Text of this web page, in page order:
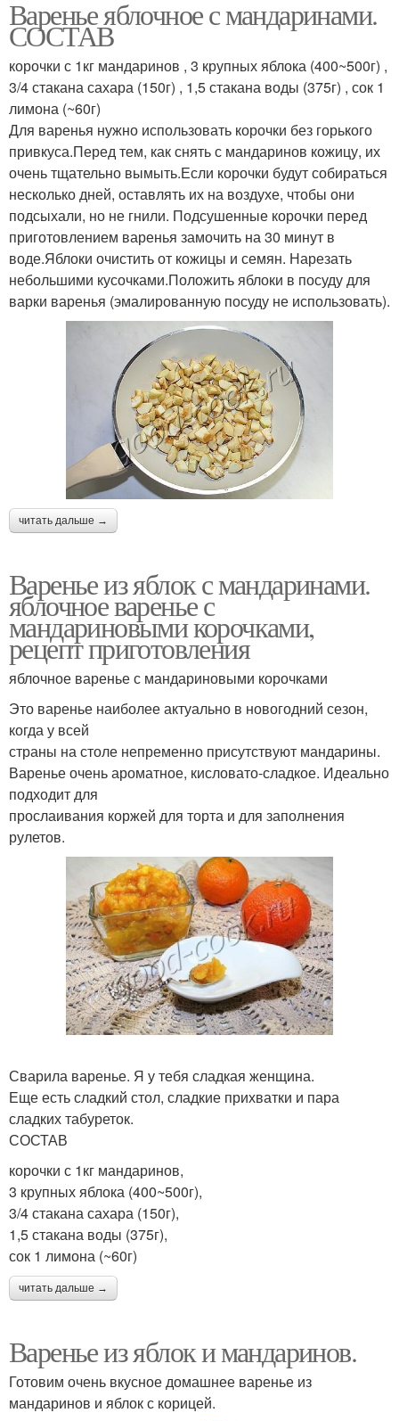
Варенье яблочное с мандаринами.
СОСТАВ
корочки с 1кг мандаринов , 3 крупных яблока (400~500г) ,
3/4 стакана сахара (150г) , 1,5 стакана воды (375г) , сок 1
лимона (~60г)
Для варенья нужно использовать корочки без горького
привкуса.Перед тем, как снять с мандаринов кожицу, их
очень тщательно вымыть.Если корочки будут собираться
несколько дней, оставлять их на воздухе, чтобы они
подсыхали, но не гнили. Подсушенные корочки перед
приготовлением варенья замочить на 30 минут в
воде.Яблоки очистить от кожицы и семян. Нарезать
небольшими кусочками.Положить яблоки в посуду для
варки варенья (эмалированную посуду не использовать).
читать дальше →
Варенье из яблок с мандаринами.
яблочное варенье с
мандариновыми корочками,
рецепт приготовления
яблочное варенье с мандариновыми корочками
Это варенье наиболее актуально в новогодний сезон,
когда у всей
страны на столе непременно присутствуют мандарины.
Варенье очень ароматное, кисловато-сладкое. Идеально
подходит для
прослаивания коржей для торта и для заполнения
рулетов.
Сварила варенье. Я у тебя сладкая женщина.
Еще есть сладкий стол, сладкие прихватки и пара
сладких табуреток.
СОСТАВ
корочки с 1кг мандаринов,
3 крупных яблока (400~500г),
3/4 стакана сахара (150г),
1,5 стакана воды (375г),
сок 1 лимона (~60г)
читать дальше →
Варенье из яблок и мандаринов.
Готовим очень вкусное домашнее варенье из
мандаринов и яблок с корицей.